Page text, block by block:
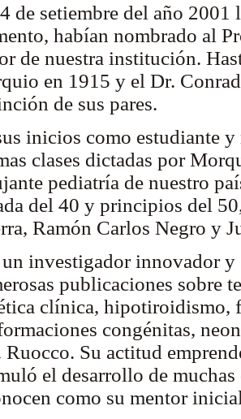
de setiembre del año 2001
habían nombrado al
de nuestra institución.
en 1915 y el Dr.
de sus pares.
inicios como estudiante
clases dictadas por
pediatría de nuestro
del 40 y principios del
Ramón Carlos Negro y
investigador innovador y
publicaciones sobre
clínica, hipotiroidismo,
congénitas,
Ruocco. Su actitud
el desarrollo de
como su mentor